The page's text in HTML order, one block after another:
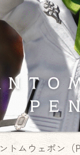
トムウェポン（